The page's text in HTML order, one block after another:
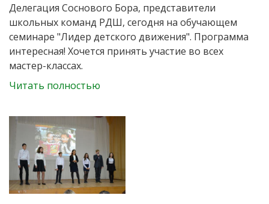
Делегация Соснового Бора, представители
школьных команд РДШ, сегодня на обучающем
семинаре "Лидер детского движения". Программа
интересная! Хочется принять участие во всех
мастер-классах.
Читать полностью